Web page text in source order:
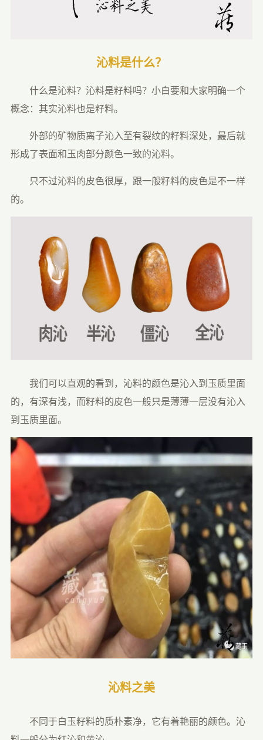
沁料是什么？
什么是沁料？沁料是籽料吗？小白要和大家明确一个
概念：其实沁料也是籽料。
外部的矿物质离子沁入至有裂纹的籽料深处，最后就
形成了表面和玉肉部分颜色一致的沁料。
只不过沁料的皮色很厚，跟一般籽料的皮色是不一样
的。
我们可以直观的看到，沁料的颜色是沁入到玉质里面
的，有深有浅，而籽料的皮色一般只是薄薄一层没有沁入
到玉质里面。
沁料之美
不同于白玉籽料的质朴素净，它有着艳丽的颜色。沁